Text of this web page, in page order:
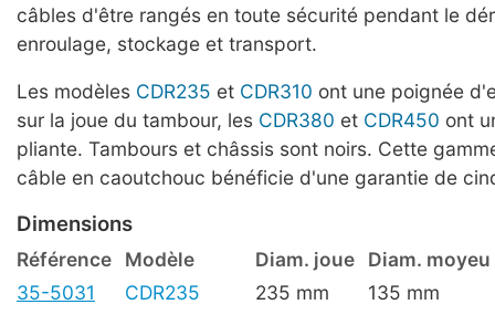
câbles d'être rangés en toute sécurité pendant le
enroulage, stockage et transport.
Les modèles CDR235 et CDR310 ont une poignée
sur la joue du tambour, les CDR380 et CDR450 ont
pliante. Tambours et châssis sont noirs. Cette
câble en caoutchouc bénéficie d'une garantie de
Dimensions
Référence Modèle Diam. joue
Diam. moyeu
35-5031
CDR235 235 mm
135 mm